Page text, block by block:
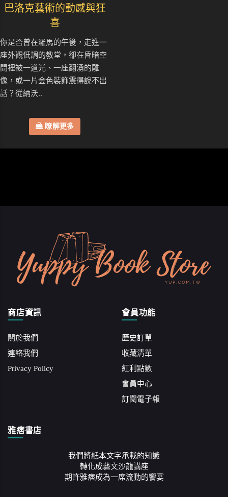
巴洛克藝術的動感與狂
喜
你是否曾在羅馬的午後，走進一
座外觀低調的教堂，卻在昏暗空
間裡被一道光、一座翻湧的雕
像，或一片金色裝飾震得說不出
話？從納沃..
瞭解更多
商店資訊
關於我們
連絡我們
Privacy Policy
會員功能
歷史訂單
收藏清單
紅利點數
會員中心
訂閱電子報
雅痞書店
我們將紙本文字承載的知識
轉化成藝文沙龍講座
期許雅痞成為一席流動的饗宴